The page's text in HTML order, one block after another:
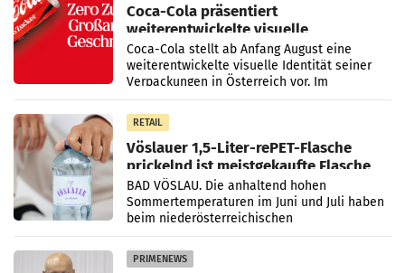
Coca-Cola präsentiert
weiterentwickelte visuelle
Markenidentität
Coca-Cola stellt ab Anfang August eine
weiterentwickelte visuelle Identität seiner
Verpackungen in Österreich vor. Im
Mittelpunkt des Redesigns stehen zentrale
Gestaltungselemente
RETAIL
Vöslauer 1,5-Liter-rePET-Flasche
prickelnd ist meistgekaufte Flasche
Österreichs
BAD VÖSLAU. Die anhaltend hohen
Sommertemperaturen im Juni und Juli haben
beim niederösterreichischen
Getränkehersteller Vöslauer zu deutlichen
Absatzzuwächsen geführt. Während
PRIMENEWS